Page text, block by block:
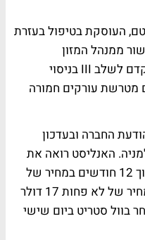
העוסקת בטיפול בעזרת
ממנהל המזון
והתרופות האמריקני (FDA) להתקדם לשלב III בניסוי
מטרשת עורקים חמורה
החברה ובעדכון
האנליסט רואה את
מניית חברת תאי הגזע נסחרת בתוך 12 חודשים במחיר של
10 דולר למניה, ובתוך שנתיים במחיר של לא פחות 17 דולר
בוול סטריט ביום שישי